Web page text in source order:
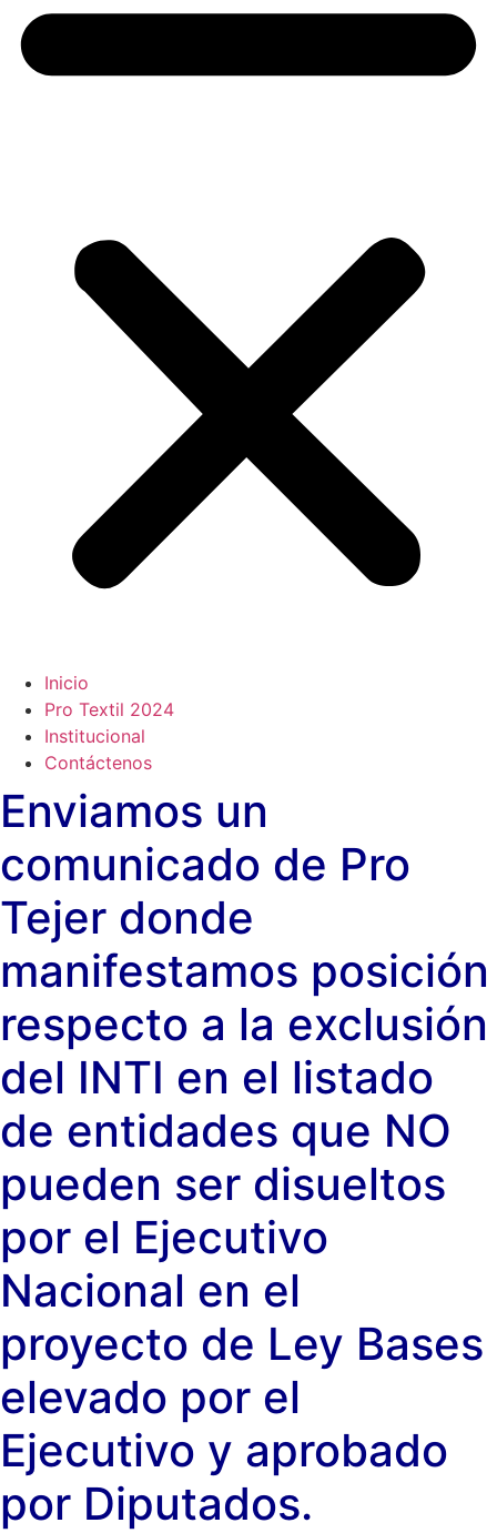
Inicio
Pro Textil 2024
Institucional
Contáctenos
Enviamos un
comunicado de Pro
Tejer donde
manifestamos posición
respecto a la exclusión
del INTI en el listado
de entidades que NO
pueden ser disueltos
por el Ejecutivo
Nacional en el
proyecto de Ley Bases
elevado por el
Ejecutivo y aprobado
por Diputados.